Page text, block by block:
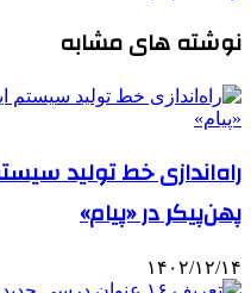
نوشته های مشابه
راه‌اندازی خط تولید
پهن‌پیکر در «پیام»
۱۴۰۲/۱۲/۱۴